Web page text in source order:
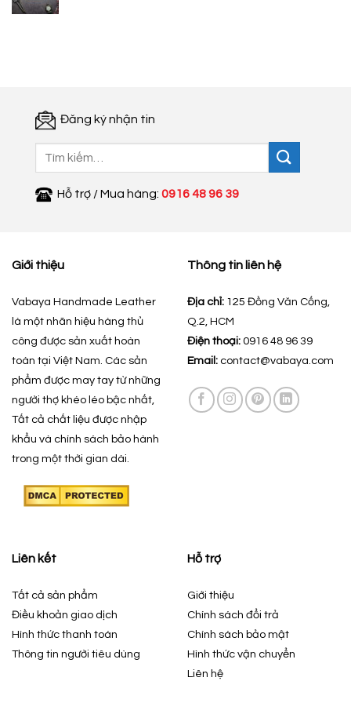
Đăng ký nhận tin
Hỗ trợ / Mua hàng: 0916 48 96 39
Giới thiệu
Vabaya Handmade Leather
là một nhãn hiệu hàng thủ
công được sản xuất hoàn
toàn tại Việt Nam. Các sản
phẩm được may tay từ những
người thợ khéo léo bậc nhất,
Tất cả chất liệu được nhập
khẩu và chính sách bảo hành
trong một thời gian dài.
Thông tin liên hệ
Địa chỉ: 125 Đồng Văn Cống,
Q.2, HCM
Điện thoại: 0916 48 96 39
Email: contact@vabaya.com
Liên kết
Tất cả sản phẩm
Điều khoản giao dịch
Hình thức thanh toán
Thông tin người tiêu dùng
Hỗ trợ
Giới thiệu
Chính sách đổi trả
Chính sách bảo mật
Hình thức vận chuyển
Liên hệ